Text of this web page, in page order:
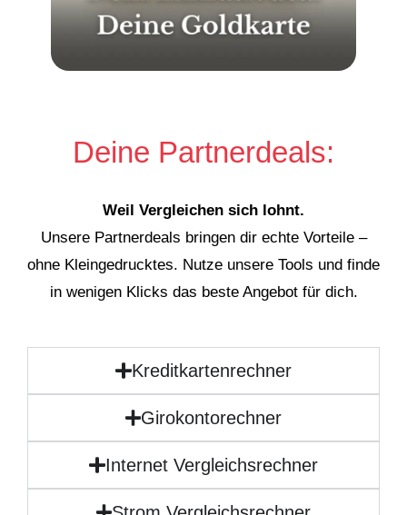
Deine Partnerdeals:
Weil Vergleichen sich lohnt.
Unsere Partnerdeals bringen dir echte Vorteile –
ohne Kleingedrucktes. Nutze unsere Tools und finde
in wenigen Klicks das beste Angebot für dich.
Kreditkartenrechner
Girokontorechner
Internet Vergleichsrechner